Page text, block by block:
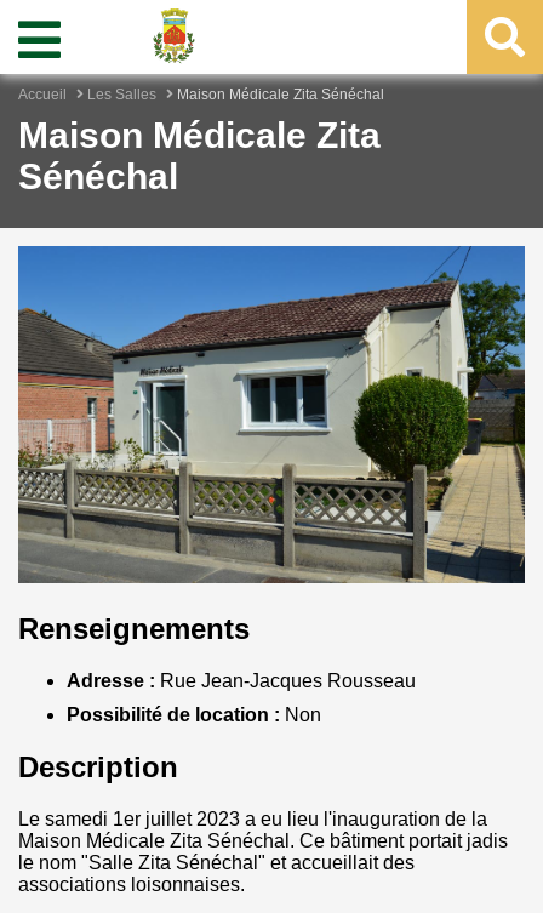
Accueil Les Salles Maison Médicale Zita Sénéchal
Maison Médicale Zita
Sénéchal
Renseignements
Adresse : Rue Jean-Jacques Rousseau
Possibilité de location : Non
Description
Le samedi 1er juillet 2023 a eu lieu l'inauguration de la
Maison Médicale Zita Sénéchal. Ce bâtiment portait jadis
le nom "Salle Zita Sénéchal" et accueillait des
associations loisonnaises.